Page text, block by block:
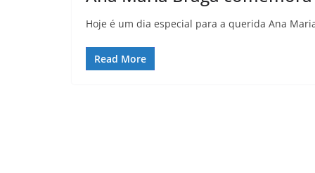
Hoje é um dia especial para a querida Ana
Read More